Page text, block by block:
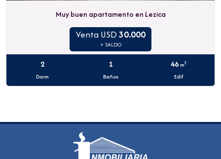
Muy buen apartamento en Lezica
Venta USD 30.000
+ SALDO
2
Dorm
1
Baños
46 m2
Edif